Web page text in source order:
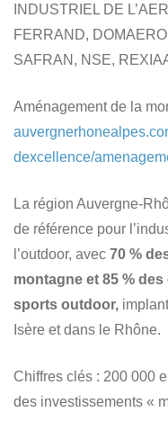
INDUSTRIEL DE
FERRAND,
SAFRAN, NSE,
Aménagement de la
dexcellence/
La région Auvergne-
de référence pour
l’outdoor, avec 70 %
montagne et 85 %
sports outdoor,
Isère et dans le Rhône.
Chiffres clés : 200 000
des investissements «